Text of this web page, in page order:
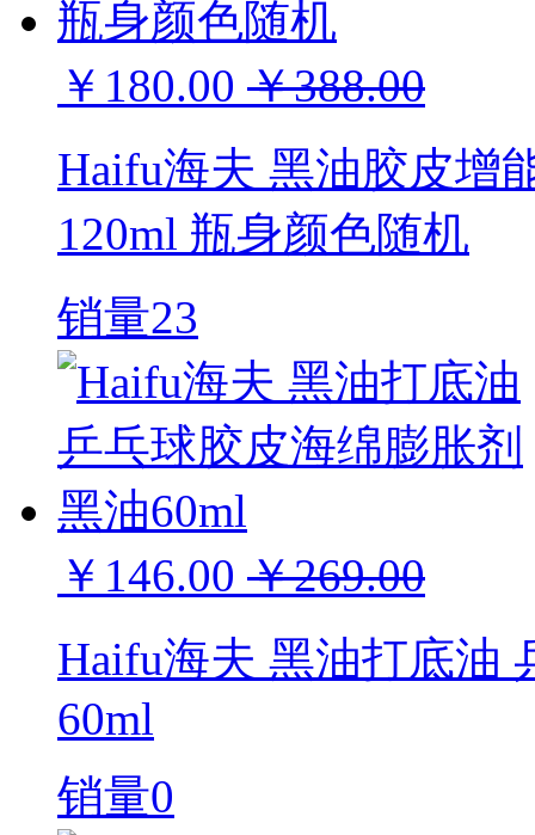
￥180.00 ￥388.00
Haifu海夫 黑油胶皮增
120ml 瓶身颜色随机
销量23
￥146.00 ￥269.00
Haifu海夫 黑油打底油
60ml
销量0